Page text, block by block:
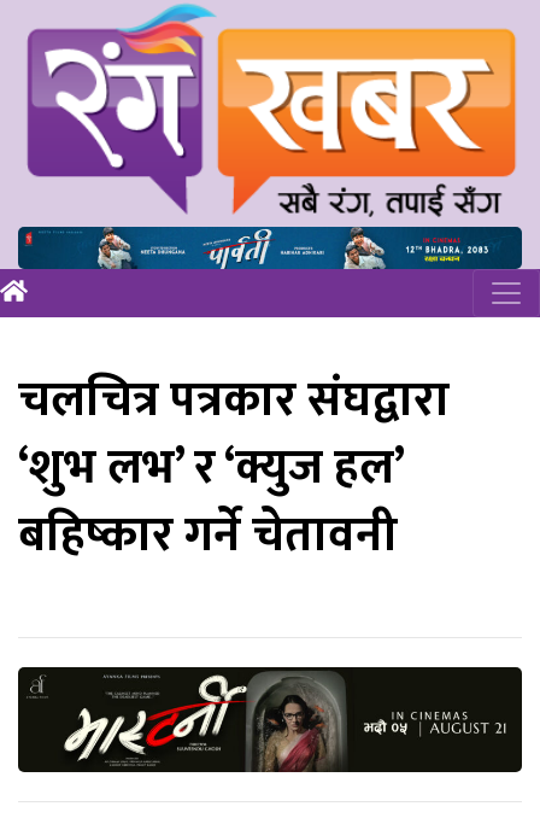
चलचित्र पत्रकार संघद्वारा
‘शुभ लभ’ र ‘क्युज हल’
बहिष्कार गर्ने चेतावनी